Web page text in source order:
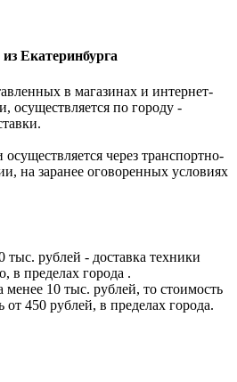
Екатеринбурга
в магазинах и интернет-
осуществляется по городу -
через транспортно-
на заранее оговоренных условиях
тыс. рублей - доставка техники
в пределах города .
менее 10 тыс. рублей, то стоимость
от 450 рублей, в пределах города.